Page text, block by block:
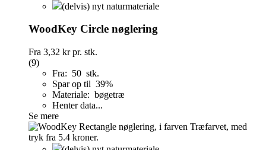
(delvis) nyt naturmateriale
WoodKey Circle nøglering
Fra 3,32 krpr. stk.
(9)
Fra: 50 stk.
Spar op til 39%
Materiale: bøgetræ
Henter data...
Se mere